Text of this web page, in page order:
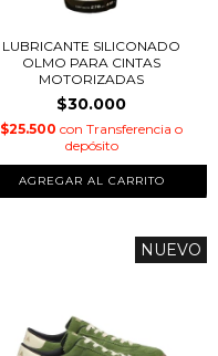
LUBRICANTE SILICONADO
OLMO PARA CINTAS
MOTORIZADAS
$30.000
$25.500 con Transferencia o
depósito
NUEVO